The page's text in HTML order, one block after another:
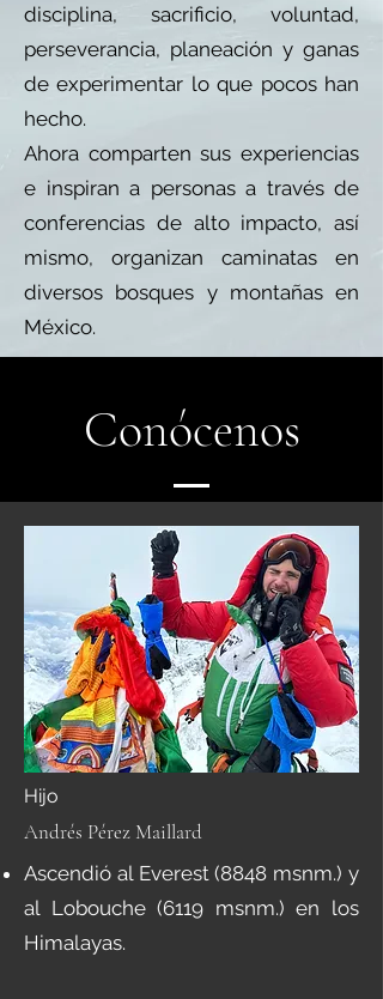
disciplina, sacrificio, voluntad,
perseverancia, planeación y ganas
de experimentar lo que pocos han
hecho.
Ahora comparten sus experiencias
e inspiran a personas a través de
conferencias de alto impacto, así
mismo, organizan caminatas en
diversos bosques y montañas en
México.
Conócenos
Hijo
Andrés Pérez Maillard
Ascendió al Everest (8848 msnm.) y
al Lobouche (6119 msnm.) en los
Himalayas.